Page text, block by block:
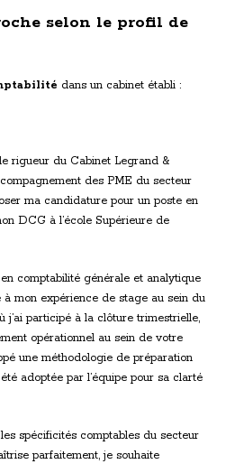
selon le profil de
dans un cabinet établi :
rigueur du Cabinet Legrand &
des PME du secteur
ma candidature pour un poste en
DCG à l’école Supérieure de
comptabilité générale et analytique
à mon expérience de stage au sein du
j’ai participé à la clôture trimestrielle,
opérationnel au sein de votre
une méthodologie de préparation
adoptée par l’équipe pour sa clarté
spécificités comptables du secteur
parfaitement, je souhaite